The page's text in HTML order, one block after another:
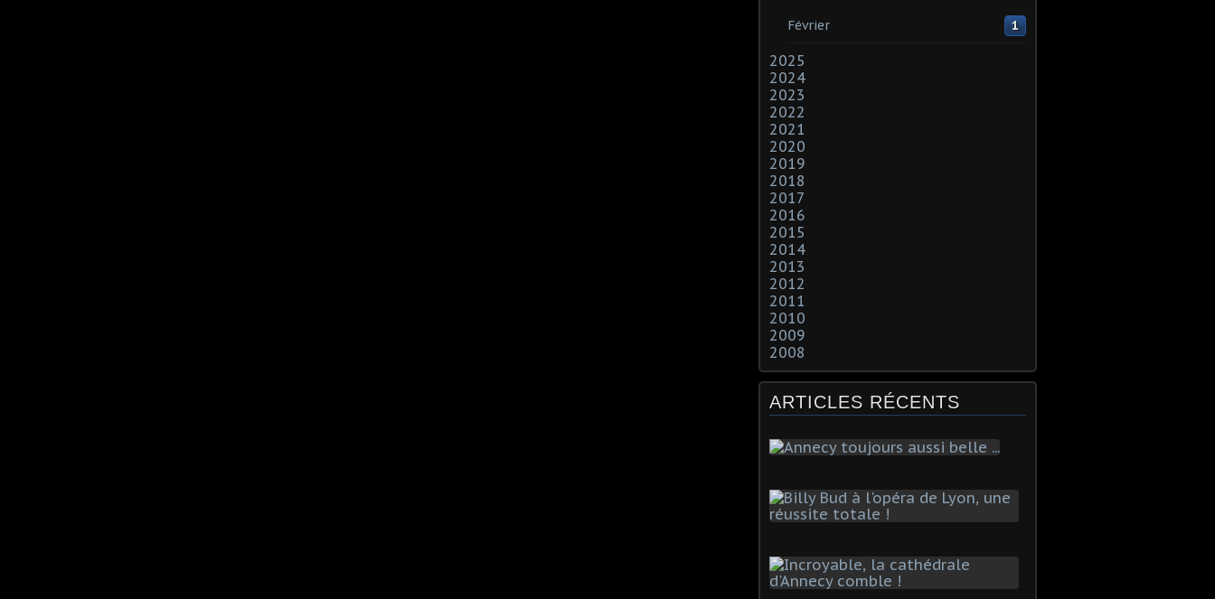
Février 1
2025
2024
2023
2022
2021
2020
2019
2018
2017
2016
2015
2014
2013
2012
2011
2010
2009
2008
ARTICLES RÉCENTS